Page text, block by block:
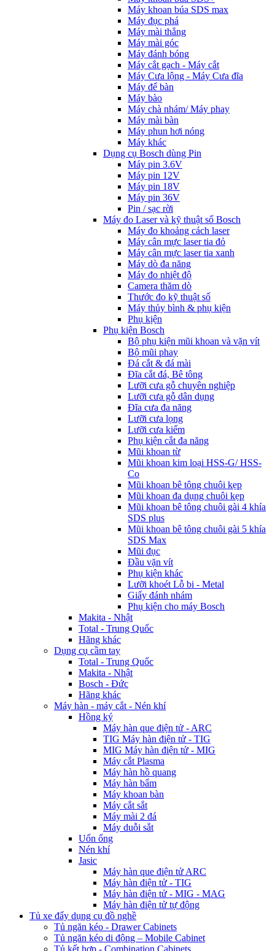
Máy khoan búa SDS max
Máy đục phá
Máy mài thẳng
Máy mài góc
Máy đánh bóng
Máy cắt gạch - Máy cắt
Máy Cưa lộng - Máy Cưa đĩa
Máy để bàn
Máy bào
Máy chà nhám/ Máy phay
Máy mài bàn
Máy phun hơi nóng
Máy khác
Dụng cụ Bosch dùng Pin
Máy pin 3.6V
Máy pin 12V
Máy pin 18V
Máy pin 36V
Pin / sạc rời
Máy đo Laser và kỹ thuật số Bosch
Máy đo khoảng cách laser
Máy cân mực laser tia đỏ
Máy cân mực laser tia xanh
Máy dò đa năng
Máy đo nhiệt độ
Camera thăm dò
Thước đo kỹ thuật số
Máy thủy bình & phụ kiện
Phụ kịện
Phụ kiện Bosch
Bộ phụ kiện mũi khoan và vặn vít
Bộ mũi phay
Đá cắt & đá mài
Đĩa cắt đá, Bê tông
Lưỡi cưa gỗ chuyên nghiệp
Lưỡi cưa gỗ dân dụng
Đĩa cưa đa năng
Lưỡi cưa lọng
Lưỡi cưa kiếm
Phụ kiện cắt đa năng
Mũi khoan từ
Mũi khoan kim loại HSS-G/ HSS-
Co
Mũi khoan bê tông chuôi kẹp
Mũi khoan đa dụng chuôi kẹp
Mũi khoan bê tông chuôi gài 4 khía
SDS plus
Mũi khoan bê tông chuôi gài 5 khía
SDS Max
Mũi đục
Đầu vặn vít
Phụ kiện khác
Lưỡi khoét Lỗ bi - Metal
Giấy đánh nhám
Phụ kiện cho máy Bosch
Makita - Nhật
Total - Trung Quốc
Hãng khác
Dụng cụ cầm tay
Total - Trung Quốc
Makita - Nhật
Bosch - Đức
Hãng khác
Máy hàn - máy cắt - Nén khí
Hồng ký
Máy hàn que điện tử - ARC
TIG Máy hàn điện tử - TIG
MIG Máy hàn điện tử - MIG
Máy cắt Plasma
Máy hàn hồ quang
Máy hàn bẩm
Máy khoan bàn
Máy cắt sắt
Máy mài 2 đá
Máy duỗi sắt
Uốn ống
Nén khí
Jasic
Máy hàn que điện tử ARC
Máy hàn điện tử - TIG
Máy hàn điện tử - MIG - MAG
Máy hàn điện tử tự động
Tủ xe đẩy dụng cụ đồ nghề
Tủ ngăn kéo - Drawer Cabinets
Tủ ngăn kéo di động – Mobile Cabinet
Tủ kết hợp - Combination Cabinets